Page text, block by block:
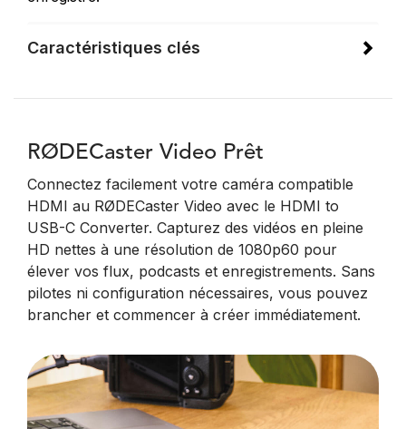
Caractéristiques clés
RØDECaster Video Prêt
Connectez facilement votre caméra compatible
HDMI au RØDECaster Video avec le HDMI to
USB-C Converter. Capturez des vidéos en pleine
HD nettes à une résolution de 1080p60 pour
élever vos flux, podcasts et enregistrements. Sans
pilotes ni configuration nécessaires, vous pouvez
brancher et commencer à créer immédiatement.